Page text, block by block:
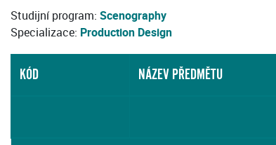
Studijní program: Scenography
Specializace: Production Design
KÓD NÁZEV PŘEDMĚTU